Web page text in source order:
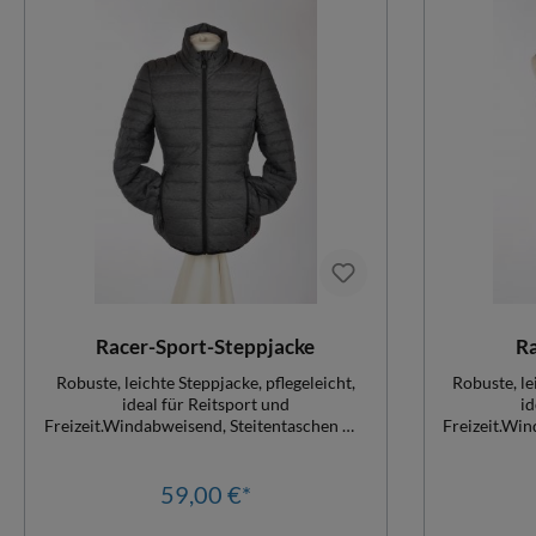
Racer-Sport-Steppjacke
Robuste, leichte Steppjacke, pflegeleicht,
ideal für Reitsport und
Freizeit.Windabweisend, Steitentaschen mit
(ab 20Stk. möglich)
59,00 €*
Robuste,